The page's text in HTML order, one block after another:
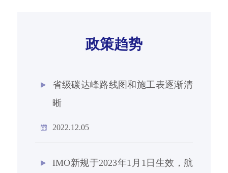
政策趋势
省级碳达峰路线图和施工表逐渐清
晰
2022.12.05
IMO新规于2023年1月1日生效，航